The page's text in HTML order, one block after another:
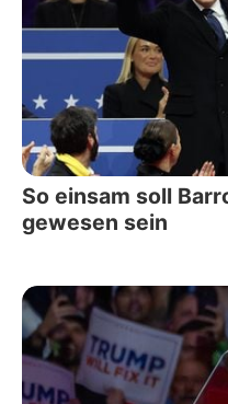
So einsam soll
gewesen sein